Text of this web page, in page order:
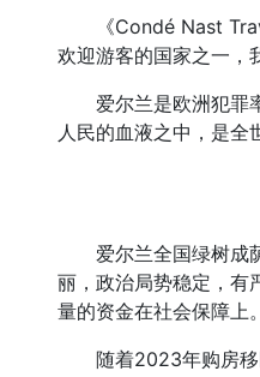
《Condé Nast
欢迎游客的国家之一，
爱尔兰是欧洲犯罪率
人民的血液之中，是全
爱尔兰全国绿树成荫
丽，政治局势稳定，有
量的资金在社会保障上
随着2023年购房移